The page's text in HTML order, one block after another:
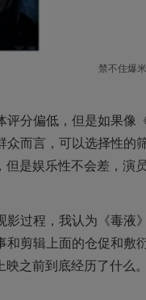
禁不住爆
评分偏低，但是如果像
众而言，可以选择性的
是娱乐性不会差，演
影过程，我认为《毒液
和剪辑上面的仓促和敷
之前到底经历了什么。